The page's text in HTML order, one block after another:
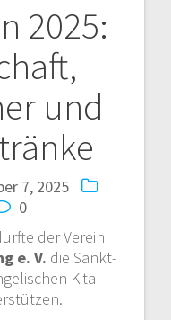
2025:
und
7, 2025
0
der Verein
e. V. die Sankt-
Kita